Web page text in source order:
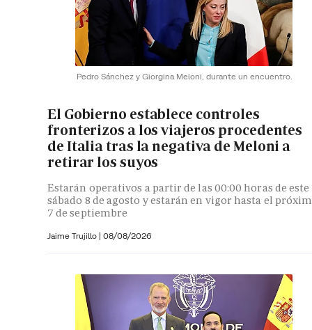
Pedro Sánchez y Giorgina Meloni, durante un encuentro.
El Gobierno establece controles
fronterizos a los viajeros procedentes
de Italia tras la negativa de Meloni a
retirar los suyos
Estarán operativos a partir de las 00:00 horas de este
sábado 8 de agosto y estarán en vigor hasta el
7 de septiembre
Jaime Trujillo | 08/08/2026